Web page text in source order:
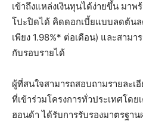
เข้าถึงแหล่งเงินทุนได้ง่ายขึ้น มา
โปะปิดได้ คิดดอกเบี้ยแบบลดต้น
เพียง 1.98%* ต่อเดือน) และสาม
กับรอบรายได้
ผู้ที่สนใจสามารถสอบถามรายละเ
ที่เข้าร่วมโครงการทั่วประเทศโดย
ฮอนด้า ได้รับการรับรองมาตรฐ